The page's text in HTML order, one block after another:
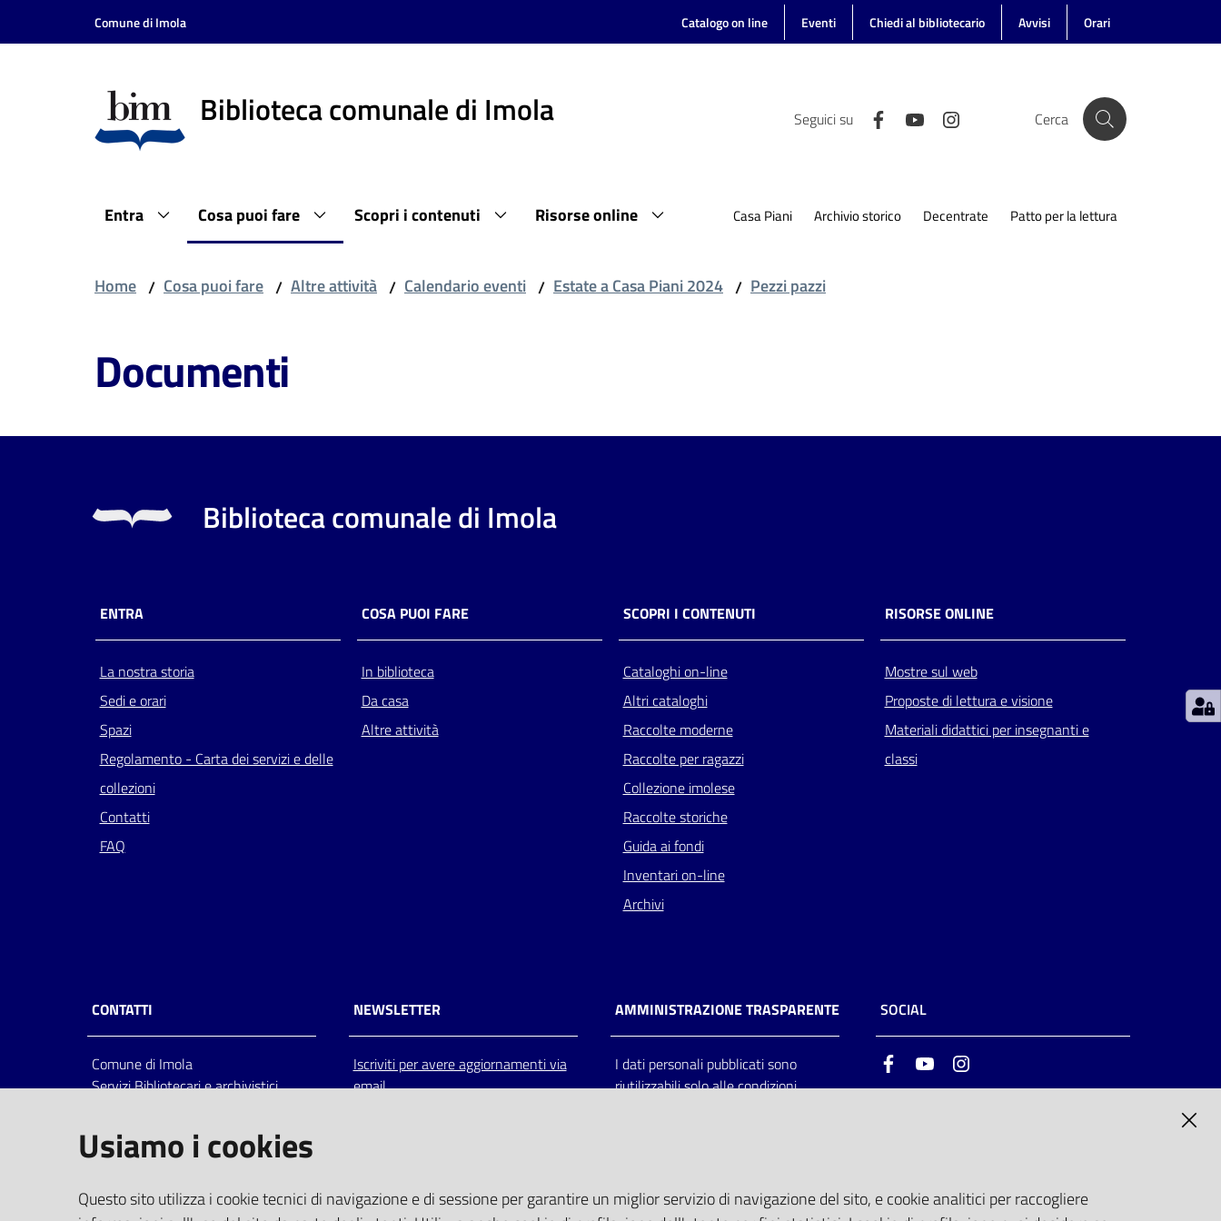
Vai al contenuto
Vai alla navigazione
Comune di Imola Catalogo on line Eventi Chiedi al bibliotecario Avvisi Orari
Biblioteca comunale di Imola Seguici su Cerca
Entra Cosa puoi fare Scopri i contenuti Risorse online Casa Piani Archivio storico Decentrate Patto per la lettura
Home / Cosa puoi fare / Altre attività / Calendario eventi / Estate a Casa Piani 2024 / Pezzi pazzi
Documenti
Biblioteca comunale di Imola
ENTRA
La nostra storia
Sedi e orari
Spazi
Regolamento - Carta dei servizi e delle
collezioni
Contatti
FAQ
COSA PUOI FARE
In biblioteca
Da casa
Altre attività
SCOPRI I CONTENUTI
Cataloghi on-line
Altri cataloghi
Raccolte moderne
Raccolte per ragazzi
Collezione imolese
Raccolte storiche
Guida ai fondi
Inventari on-line
Archivi
RISORSE ONLINE
Mostre sul web
Proposte di lettura e visione
Materiali didattici per insegnanti e
classi
CONTATTI
Comune di Imola
Servizi Bibliotecari e archivistici
Italia
centralino: tel 0542.6026.36 fax
bim@comune.imola.bo.it
PEC
NEWSLETTER
Iscriviti per avere aggiornamenti via
email
AMMINISTRAZIONE TRASPARENTE
I dati personali pubblicati sono
riutilizzabili solo alle condizioni
SOCIAL
FacebookYoutube
Usiamo i cookies
Questo sito utilizza i cookie tecnici di navigazione e di sessione per garantire un miglior servizio di navigazione del sito, e cookie analitici per raccogliere